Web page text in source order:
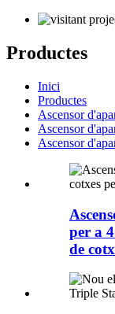
Productes
Inici
Productes
Ascensor
Ascensor
Ascensor
per a
de